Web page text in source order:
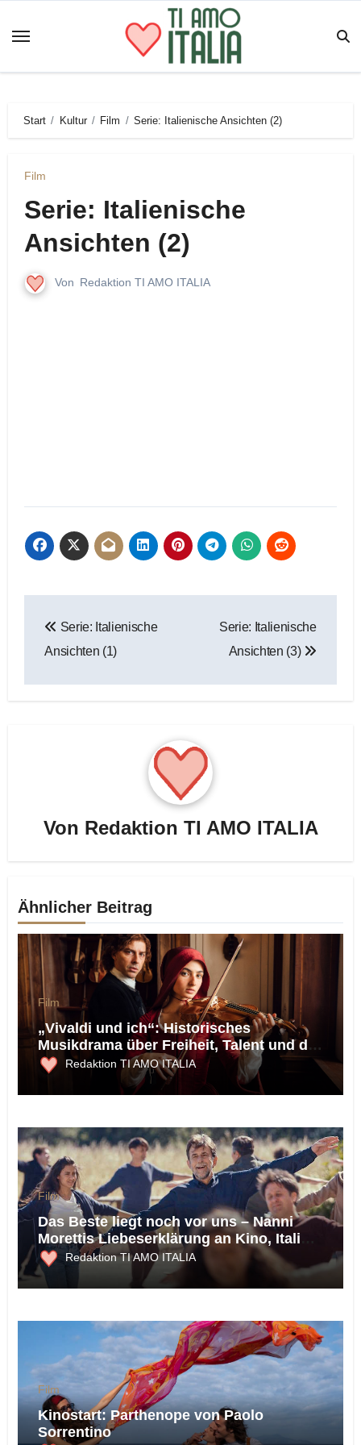
Inhalt
Start Kultur Film Serie: Italienische Ansichten (2)
Film
Serie: Italienische
Ansichten (2)
Von Redaktion TI AMO ITALIA
Serie: Italienische
Ansichten (1)
Serie: Italienische
Ansichten (3)
Von Redaktion TI AMO ITALIA
Ähnlicher Beitrag
Film
„Vivaldi und ich“: Historisches
Musikdrama über Freiheit, Talent und die
Macht der Musik
Redaktion TI AMO ITALIA
Film
Das Beste liegt noch vor uns – Nanni
Morettis Liebeserklärung an Kino, Italien
und die Möglichkeit des Glücks
Redaktion TI AMO ITALIA
Film
Kinostart: Parthenope von Paolo
Sorrentino